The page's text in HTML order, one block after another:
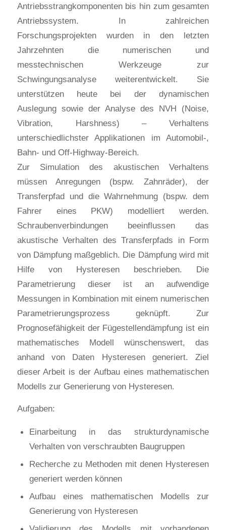
Antriebsstrangkomponenten bis hin zum gesamten
Antriebssystem. In zahlreichen
Forschungsprojekten wurden in den letzten
Jahrzehnten die numerischen und
messtechnischen Werkzeuge zur
Schwingungsanalyse weiterentwickelt. Sie
unterstützen heute bei der dynamischen
Auslegung sowie der Analyse des NVH (Noise,
Vibration, Harshness) – Verhaltens
unterschiedlichster Applikationen im Automobil-,
Bahn- und Off-Highway-Bereich.
Zur Simulation des akustischen Verhaltens
müssen Anregungen (bspw. Zahnräder), der
Transferpfad und die Wahrnehmung (bspw. dem
Fahrer eines PKW) modelliert werden.
Schraubenverbindungen beeinflussen das
akustische Verhalten des Transferpfads in Form
von Dämpfung maßgeblich. Die Dämpfung wird mit
Hilfe von Hysteresen beschrieben. Die
Parametrierung dieser ist an aufwendige
Messungen in Kombination mit einem numerischen
Parametrierungsprozess geknüpft. Zur
Prognosefähigkeit der Fügestellendämpfung ist ein
mathematisches Modell wünschenswert, das
anhand von Daten Hysteresen generiert. Ziel
dieser Arbeit is der Aufbau eines mathematischen
Modells zur Generierung von Hysteresen.
Aufgaben:
Einarbeitung in das strukturdynamische
Verhalten von verschraubten Baugruppen
Recherche zu Methoden mit denen Hysteresen
generiert werden können
Aufbau eines mathematischen Modells zur
Generierung von Hysteresen